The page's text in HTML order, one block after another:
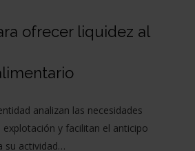
ofrecer liquidez al
analizan las necesidades
explotación y facilitan el anticipo
su actividad…